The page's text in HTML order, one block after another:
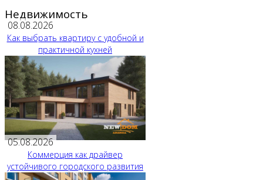
Недвижимость
08.08.2026
Как выбрать квартиру с удобной и
практичной кухней
05.08.2026
Коммерция как драйвер
устойчивого городского развития